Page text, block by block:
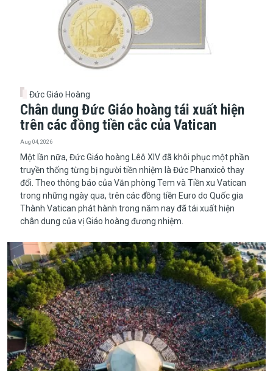
Đức Giáo Hoàng
Chân dung Đức Giáo hoàng tái xuất hiện
trên các đồng tiền cắc của Vatican
Aug 04, 2026
​​​​​​​Một lần nữa, Đức Giáo hoàng Lêô XIV đã khôi phục một phần
truyền thống từng bị người tiền nhiệm là Đức Phanxicô thay
đổi. Theo thông báo của Văn phòng Tem và Tiền xu Vatican
trong những ngày qua, trên các đồng tiền Euro do Quốc gia
Thành Vatican phát hành trong năm nay đã tái xuất hiện
chân dung của vị Giáo hoàng đương nhiệm.